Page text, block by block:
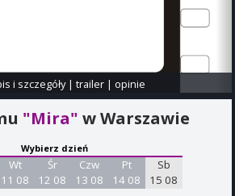
i szczegóły|trailer |opinie
"Mira" w Warszawie
Wybierz dzień
Wt
11 08
Śr
12 08
Czw
13 08
Pt
14 08
Sb
15 08